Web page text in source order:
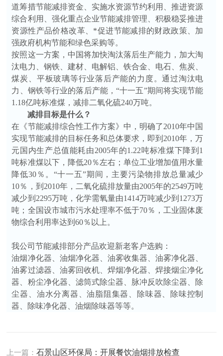
道筹措节能减排资金、实施水资源节约利用、推进资源
综合利用、强化重点企业节能减排管理、积极稳妥推进
资源性产品价格改革、*促进节能减排的财政政策、加
强政府机构节能和绿色采购等。
按照这一方案，中国将加快淘汰落后生产能力，加大淘
汰电力、钢铁、建材、电解铝、铁合金、电石、焦炭、
煤炭、平板玻璃等行业落后产能的力度。通过淘汰电
力、钢铁等行业的落后产能，“十一五”期间将实现节能
1.18亿吨标准煤，减排二氧化硫240万吨。
减排目标是什么？
在《节能减排综合性工作方案》中，明确了2010年中国
实现节能减排的目标任务和总体要求，即到2010年，万
元国内生产总值能耗由2005年的1.22吨标准煤下降到1
吨标准煤以下，降低20％左右；单位工业增加值用水量
降低30％。“十一五”期间，主要污染物排放总量减少
10％，到2010年，二氧化硫排放量由2005年的2549万吨
减少到2295万吨，化学需氧量由1414万吨减少到1273万
吨；全国设市城市污水处理率不低于70％，工业固体废
物综合利用率达到60％以上。
我公司节能减排部分产品欢迎新老客户选购：
油烟净化器、油烟净化器、油雾收集器、油雾净化器、
油雾过滤器、油雾回收机、焊烟净化器、焊接烟尘净化
器、粉尘净化器、滤筒式除尘器、脉冲反吹除尘器、除
尘器、油水分离器、油脂阻集器、除味器、除味控制
器、除味净化器、油烟除味器等等。
上一篇：石景山区环保局：开展餐饮油烟排放检查